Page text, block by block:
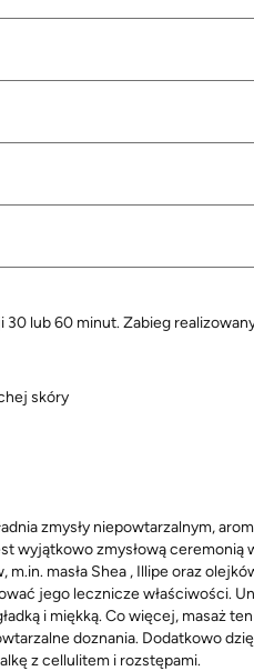
lub 60 minut. Zabieg
skóry
zmysły niepowtarzalnym,
wyjątkowo zmysłową ceremonią
masła Shea , Illipe oraz
jego lecznicze właściwości.
i miękką. Co więcej, masaż
doznania. Dodatkowo
z cellulitem i rozstępami.